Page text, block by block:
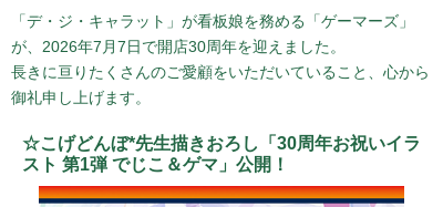
2022.11.26
「デ・ジ・キャラット24周年記念 こげどんぼ*作品展 in 京
都」開催決定！！
2022.08.10
「デ・ジ・キャラット」20周年記念ドラマCDダウンロード販
2021.12.24
デ・ジ・キャラットが24（にょ）周年を迎えます
2021.10.16
「デ・ジ・キャラット」が看板娘を務める「ゲーマーズ」
が、2026年7月7日で開店30周年を迎えました。
長きに亘りたくさんのご愛顧をいただいていること、心から
御礼申し上げます。
☆こげどんぼ*先生描きおろし「30周年お祝いイラ
スト 第1弾 でじこ＆ゲマ」公開！